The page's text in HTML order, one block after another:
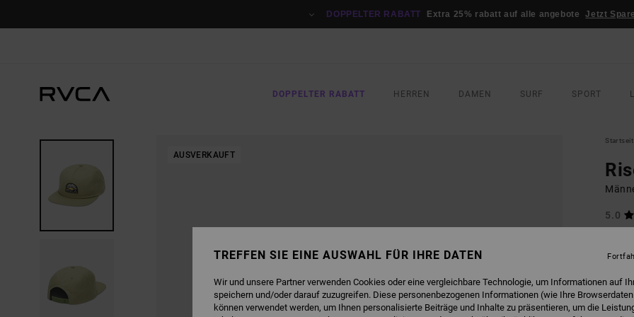
DOPPELTER RABATT Extra 25% rabatt auf alle angebote Jetzt
DOPPELTER RABATT HERREN DAMEN SURF SPORT
AUSVERKAUFT
5.0
TREFFEN SIE EINE AUSWAHL FÜR IHRE DATEN
Wir und unsere Partner verwenden Cookies oder eine vergleichbare Technologie, um Informationen auf
speichern und/oder darauf zuzugreifen. Diese personenbezogenen Informationen (wie Ihre
können verwendet werden, um Ihnen personalisierte Beiträge und Inhalte zu präsentieren, um die